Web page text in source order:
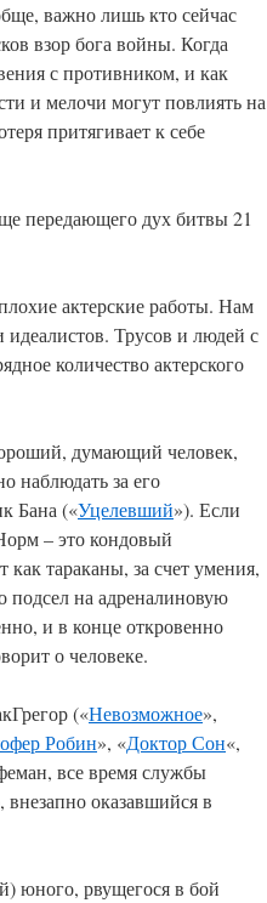
важно лишь кто сейчас
взор бога войны. Когда
с противником, и как
и мелочи могут повлиять на
притягивает к себе
передающего дух битвы 21
актерские работы. Нам
Трусов и людей с
количество актерского
думающий человек,
наблюдать за его
Бана («Уцелевший»). Если
– это кондовый
тараканы, за счет умения,
подсел на адреналиновую
и в конце откровенно
о человеке.
(«Невозможное»,
Робин», «Доктор Сон«,
все время службы
оказавшийся в
юного, рвущегося в бой